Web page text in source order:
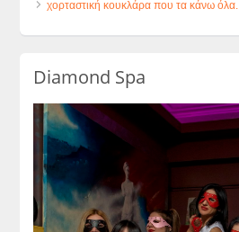
χορταστική κουκλάρα που τα κάνω όλα.
Diamond Spa